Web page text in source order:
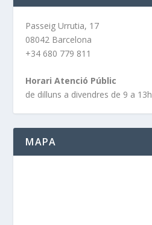
Passeig Urrutia, 17
08042 Barcelona
+34 680 779 811
Horari Atenció Públic
de dilluns a divendres de 9 a 13h
MAPA